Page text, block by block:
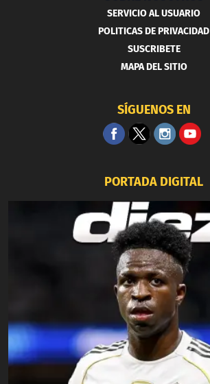
SERVICIO AL USUARIO
POLITICAS DE PRIVACIDAD
SUSCRIBETE
MAPA DEL SITIO
SÍGUENOS EN
PORTADA DIGITAL